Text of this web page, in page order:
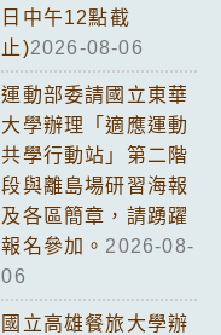
日中午12點截
止)2026-08-06
運動部委請國立東華
大學辦理「適應運動
共學行動站」第二階
段與離島場研習海報
及各區簡章，請踴躍
報名參加。 2026-08-
06
國立高雄餐旅大學辦